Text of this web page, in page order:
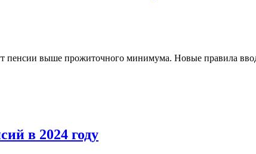
пенсии выше прожиточного минимума. Новые правила
в 2024 году